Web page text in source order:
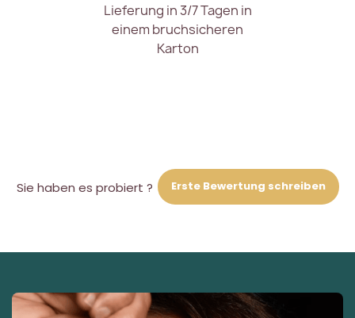
Lieferung in 3/7 Tagen in
einem bruchsicheren
Karton
Sie haben es probiert ? Erste Bewertung schreiben